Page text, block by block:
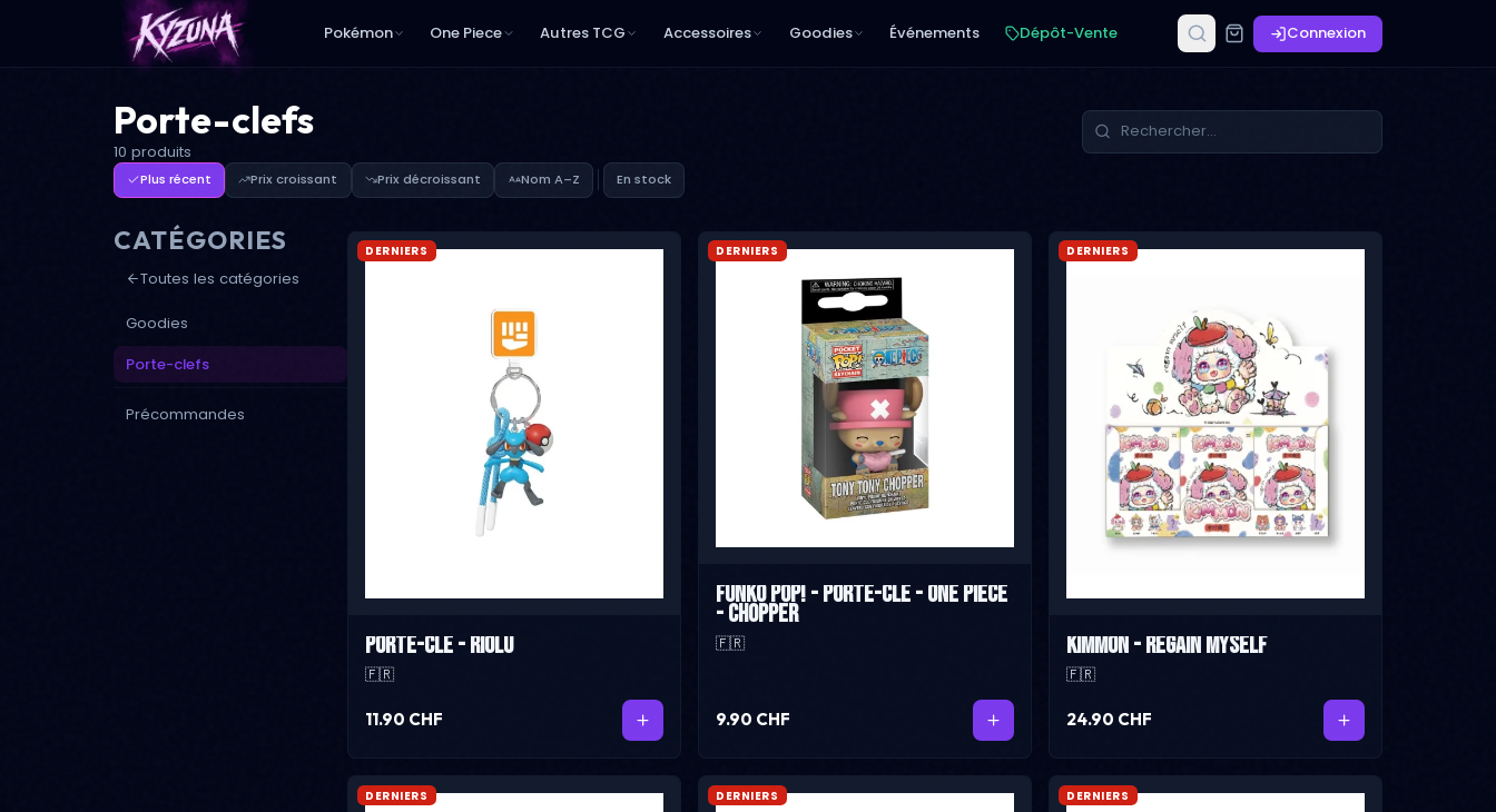
Pokémon One Piece Autres TCG Accessoires Goodies Événements Dépôt-Vente Connexion
Porte-clefs
10 produits
Plus récent Prix croissant Prix décroissant Nom A–Z En stock
CATÉGORIES
Toutes les catégories
Goodies
Porte-clefs
Précommandes
DERNIERS
Porte-Clé - Riolu
🇫🇷
11.90 CHF
DERNIERS
Funko Pop! - Porte-Clé - One Piece
- Chopper
🇫🇷
9.90 CHF
DERNIERS
Kimmon - Regain Myself
🇫🇷
24.90 CHF
DERNIERS DERNIERS DERNIERS